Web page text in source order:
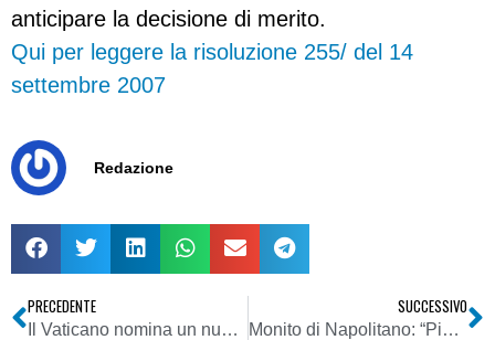
anticipare la decisione di merito.
Qui per leggere la risoluzione 255/ del 14
settembre 2007
Redazione
PRECEDENTE
Il Vaticano nomina un nuovo direttore dell’Osservatore Romano
SUCCESSIVO
Monito di Napolitano: “Più contenuti meno tv. I politici frenino la smania di apparire sul piccolo schermo”